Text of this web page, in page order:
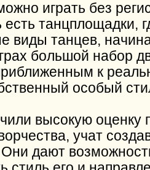
играть без
танцплощадки,
виды танцев,
большой набор
к
особый
высокую оценку
учат
дают